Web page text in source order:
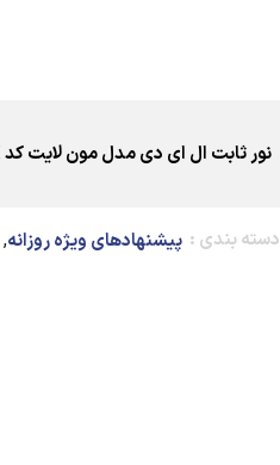
نور ثابت ال ای دی مدل مون لایت کد HD-M3X
دسته بندی : پیشنهادهای ویژه روزانه,